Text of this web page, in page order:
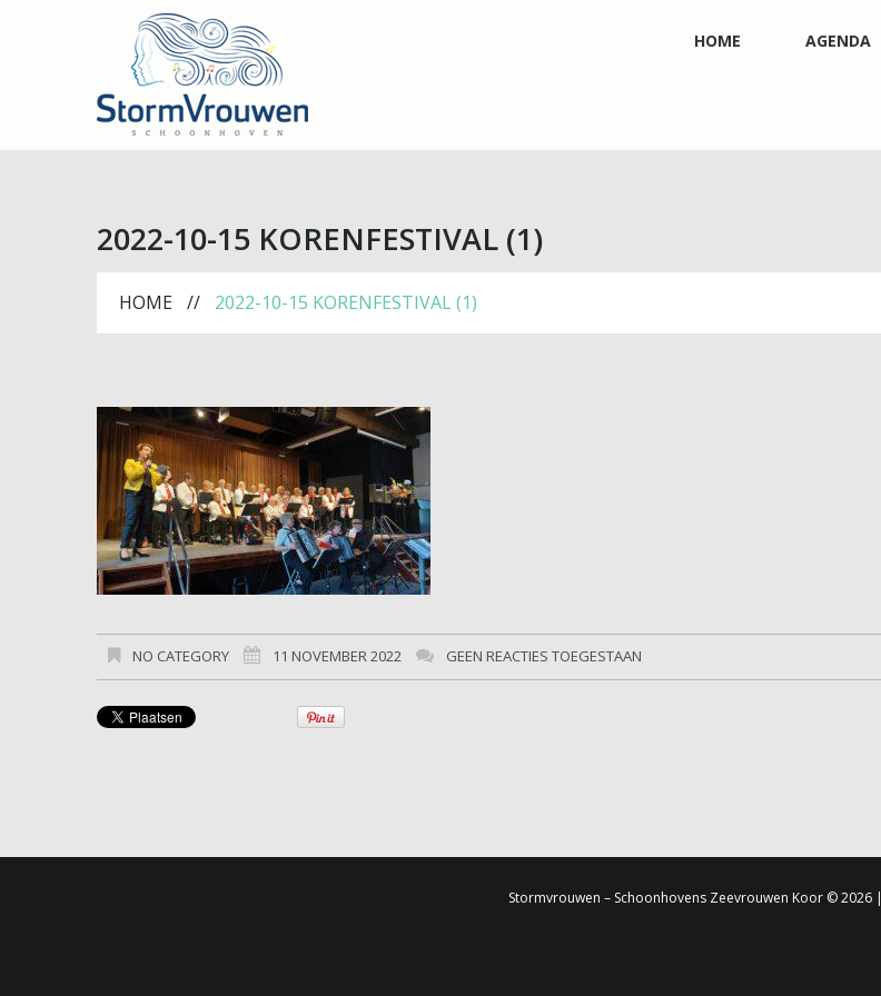
HOME AGENDA
2022-10-15 KORENFESTIVAL (1)
HOME 2022-10-15 KORENFESTIVAL (1)
NO CATEGORY 11 NOVEMBER 2022 GEEN REACTIES TOEGESTAAN
Stormvrouwen – Schoonhovens Zeevrouwen Koor© 2026 |